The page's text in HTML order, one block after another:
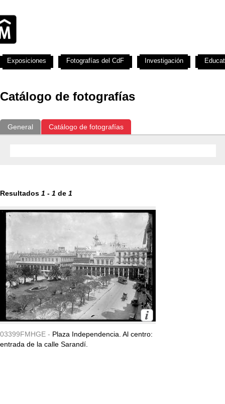
Catálogo de fotografías
General Catálogo de fotografías
Resultados 1 - 1 de 1
03399FMHGE - Plaza Independencia. Al centro:
entrada de la calle Sarandí.
Exposiciones Fotografías del CdF Investigación